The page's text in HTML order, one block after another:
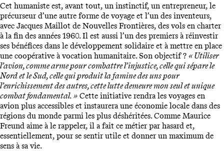
Cet humaniste est, avant tout, un instinctif, un entrepreneur, le
précurseur d’une autre forme de voyage et l’un des inventeurs,
avec Jacques Maillot de Nouvelles Frontières, des vols en charter
à la fin des années 1960. Il est aussi l’un des premiers à réinvestir
ses bénéfices dans le développement solidaire et à mettre en place
une coopérative à vocation humanitaire. Son objectif ? « Utiliser
l’avion, comme arme pour combattre l’injustice, celle qui sépare le
Nord et le Sud, celle qui produit la famine des uns pour
l’enrichissement des autres, cette lutte demeure mon seul et unique
combat fondamental. » Cette initiative rendra les voyages en
avion plus accessibles et instaurera une économie locale dans des
régions du monde parmi les plus déshéritées. Comme Maurice
Freund aime à le rappeler, il a fait ce métier par hasard et,
essentiellement, pour se sentir utile et donner un maximum de
sens à sa vie.